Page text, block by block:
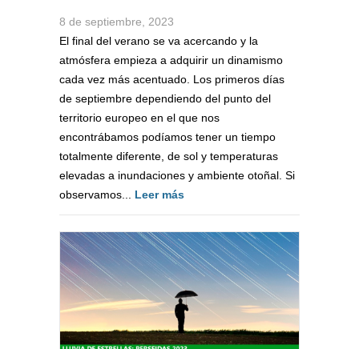
8 de septiembre, 2023
El final del verano se va acercando y la
atmósfera empieza a adquirir un dinamismo
cada vez más acentuado. Los primeros días
de septiembre dependiendo del punto del
territorio europeo en el que nos
encontrábamos podíamos tener un tiempo
totalmente diferente, de sol y temperaturas
elevadas a inundaciones y ambiente otoñal. Si
observamos... Leer más